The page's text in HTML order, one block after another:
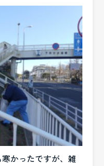
かったですが、雑